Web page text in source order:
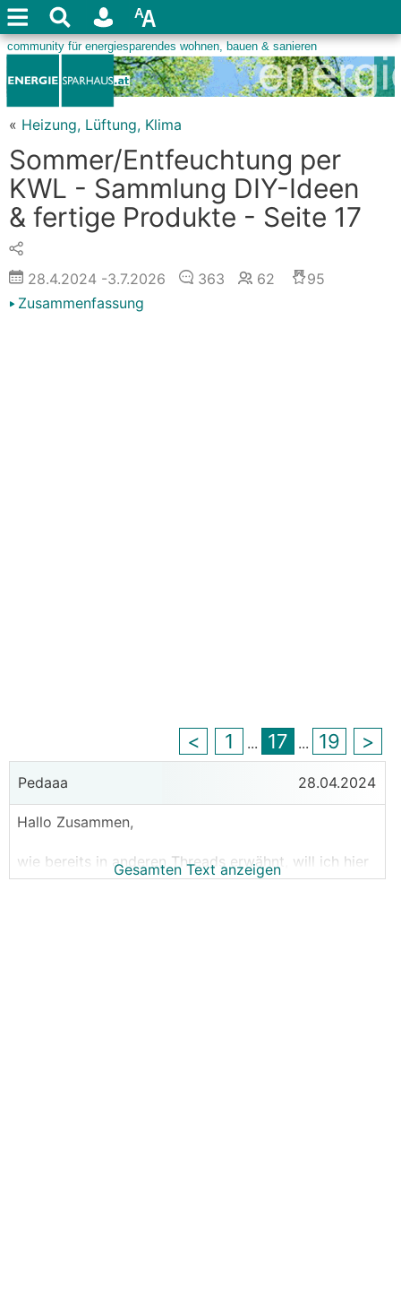
« Heizung, Lüftung, Klima
Sommer/Entfeuchtung per
KWL - Sammlung DIY-Ideen
& fertige Produkte - Seite 17
28.4.2024 -3.7.2026 363 62
95
Zusammenfassung
< 1 ... 17 ... 19 >
Pedaaa 28.04.2024
Hallo Zusammen,
wie bereits in anderen Threads erwähnt, will ich hier
das jeden Sommer wiederaufkommende Thema
Gesamten Text anzeigen